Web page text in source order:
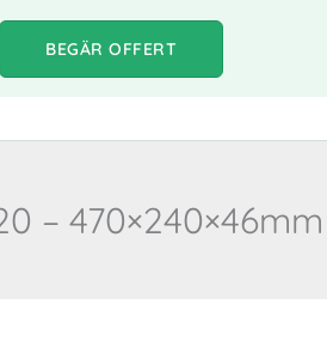
BEGÄR OFFERT
– 470×240×46mm